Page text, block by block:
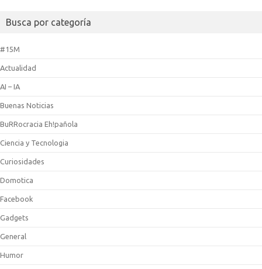
Busca por categoría
#15M
Actualidad
AI – IA
Buenas Noticias
BuRRocracia Eh!pañola
Ciencia y Tecnologia
Curiosidades
Domotica
Facebook
Gadgets
General
Humor